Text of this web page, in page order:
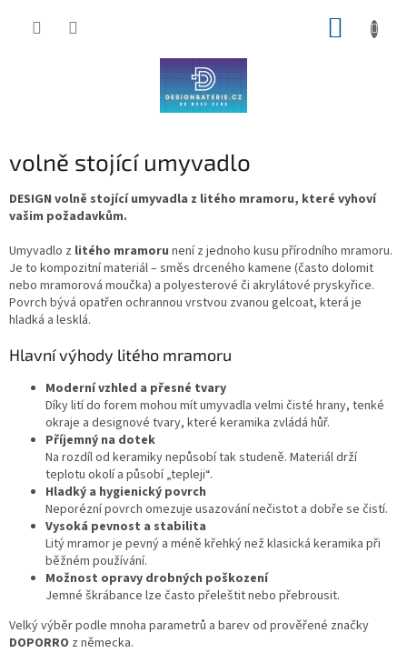
volně stojící umyvadlo
DESIGN volně stojící umyvadla z litého mramoru, které vyhoví
vašim požadavkům.
Umyvadlo z litého mramoru není z jednoho kusu přírodního mramoru.
Je to kompozitní materiál – směs drceného kamene (často dolomit
nebo mramorová moučka) a polyesterové či akrylátové pryskyřice.
Povrch bývá opatřen ochrannou vrstvou zvanou gelcoat, která je
hladká a lesklá.
Hlavní výhody litého mramoru
Moderní vzhled a přesné tvary
Díky lití do forem mohou mít umyvadla velmi čisté hrany, tenké
okraje a designové tvary, které keramika zvládá hůř.
Příjemný na dotek
Na rozdíl od keramiky nepůsobí tak studeně. Materiál drží
teplotu okolí a působí „tepleji“.
Hladký a hygienický povrch
Neporézní povrch omezuje usazování nečistot a dobře se čistí.
Vysoká pevnost a stabilita
Litý mramor je pevný a méně křehký než klasická keramika při
běžném používání.
Možnost opravy drobných poškození
Jemné škrábance lze často přeleštit nebo přebrousit.
Velký výběr podle mnoha parametrů a barev od prověřené značky
DOPORRO z německa.